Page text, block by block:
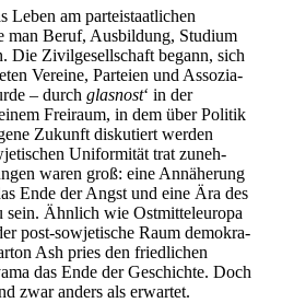
Leben am partei­staat­lichen
man Beruf, Ausbildung, Studium
Die Zivil­ge­sell­schaft begann, sich
Vereine, Parteien und Assozia­
– durch glasnost‘ in der
Freiraum, in dem über Politik
Zukunft disku­tiert werden
Unifor­mität trat zuneh­
waren groß: eine Annäherung
Ende der Angst und eine Ära des
sein. Ähnlich wie Ostmit­tel­europa
post-sowje­tische Raum demokra­
Ash pries den fried­lichen
das Ende der Geschichte. Doch
zwar anders als erwartet.